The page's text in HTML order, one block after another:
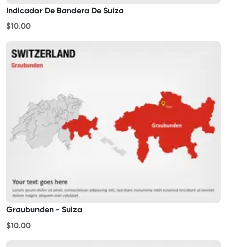
Indicador De Bandera De Suiza
$10.00
Graubunden - Suiza
$10.00